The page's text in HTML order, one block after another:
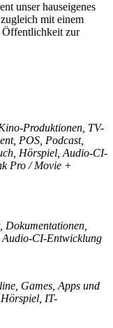
unser hauseigenes
mit einem
Öffentlichkeit zur
Produktionen, TV-
POS, Podcast,
Hörspiel, Audio-CI-
Pro / Movie +
Audio-CI-Entwicklung
Games, Apps und
IT-